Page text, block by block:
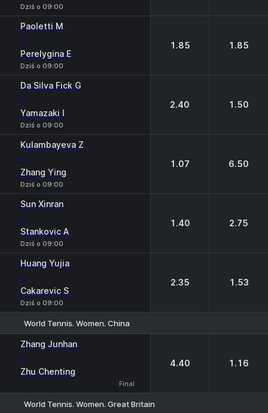
Dziś o 09:00
Paoletti M
-
Perelygina E
Dziś o 09:00
1.85 1.85
Da Silva Fick G
-
Yamazaki I
Dziś o 09:00
2.40 1.50
Kulambayeva Z
-
Zhang Ying
Dziś o 09:00
1.07 6.50
Sun Xinran
-
Stankovic A
Dziś o 09:00
1.40 2.75
Huang Yujia
-
Cakarevic S
Dziś o 09:00
2.35 1.53
World Tennis. Women. China
Zhang Junhan
-
Zhu Chenting
Final
4.40 1.16
World Tennis. Women. Great Britain